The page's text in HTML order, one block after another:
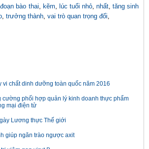
bào thai kẽm lúc tuổi nhỏ, nhất, tăng sinh
trưởng thành vai trò quan trọng đối
vi chất dinh dưỡng toàn quốc năm 2016
cường phối hợp quản lý kinh doanh thực phẩm
mại điện tử
Lương thực Thế giới
giúp ngăn trào ngược axit